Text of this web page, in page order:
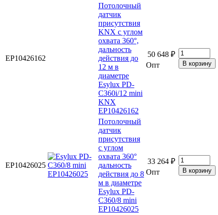
EP10426162
Потолочный
датчик
присутствия
KNX с углом
охвата 360°,
дальность
действия до
12 м в
диаметре
Esylux PD-
C360i/12 mini
KNX
EP10426162
50 648 ₽
Опт
EP10426025
Потолочный
датчик
присутствия
с углом
охвата 360°
дальность
действия до 8
м в диаметре
Esylux PD-
C360/8 mini
EP10426025
33 264 ₽
Опт